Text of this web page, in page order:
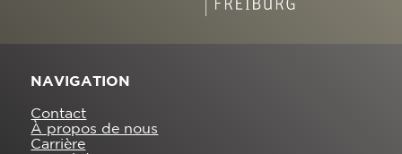
NAVIGATION
Contact
À propos de nous
Carrière